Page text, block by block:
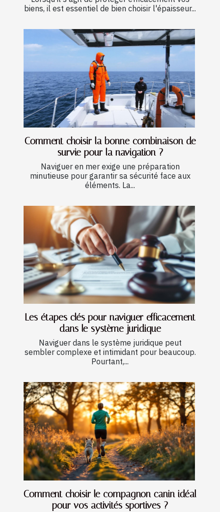
biens, il est essentiel de bien choisir l'épaisseur...
Comment choisir la bonne combinaison de
survie pour la navigation ?
Naviguer en mer exige une préparation
minutieuse pour garantir sa sécurité face aux
éléments. La...
Les étapes clés pour naviguer efficacement
dans le système juridique
Naviguer dans le système juridique peut
sembler complexe et intimidant pour beaucoup.
Pourtant,...
Comment choisir le compagnon canin idéal
pour vos activités sportives ?